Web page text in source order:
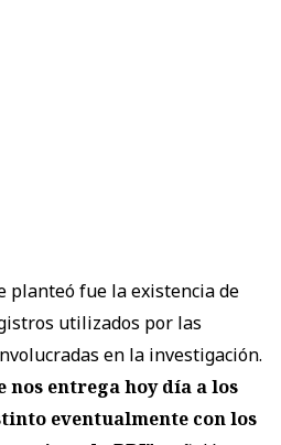
planteó fue la existencia de
utilizados por las
en la investigación.
nos entrega hoy día a los
eventualmente con los